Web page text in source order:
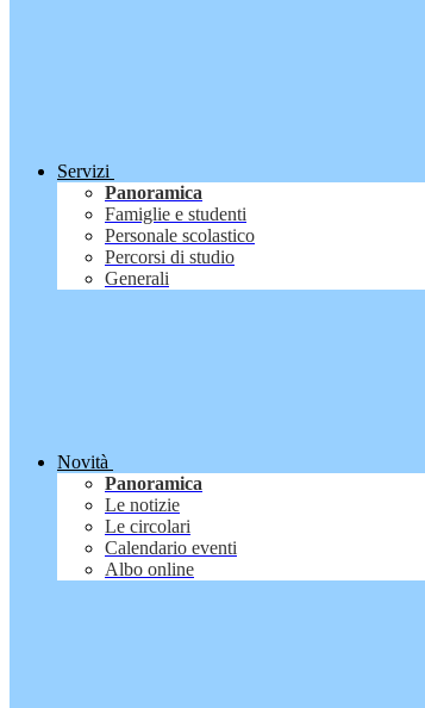
Servizi
Panoramica
Famiglie e studenti
Personale scolastico
Percorsi di studio
Generali
Novità
Panoramica
Le notizie
Le circolari
Calendario eventi
Albo online